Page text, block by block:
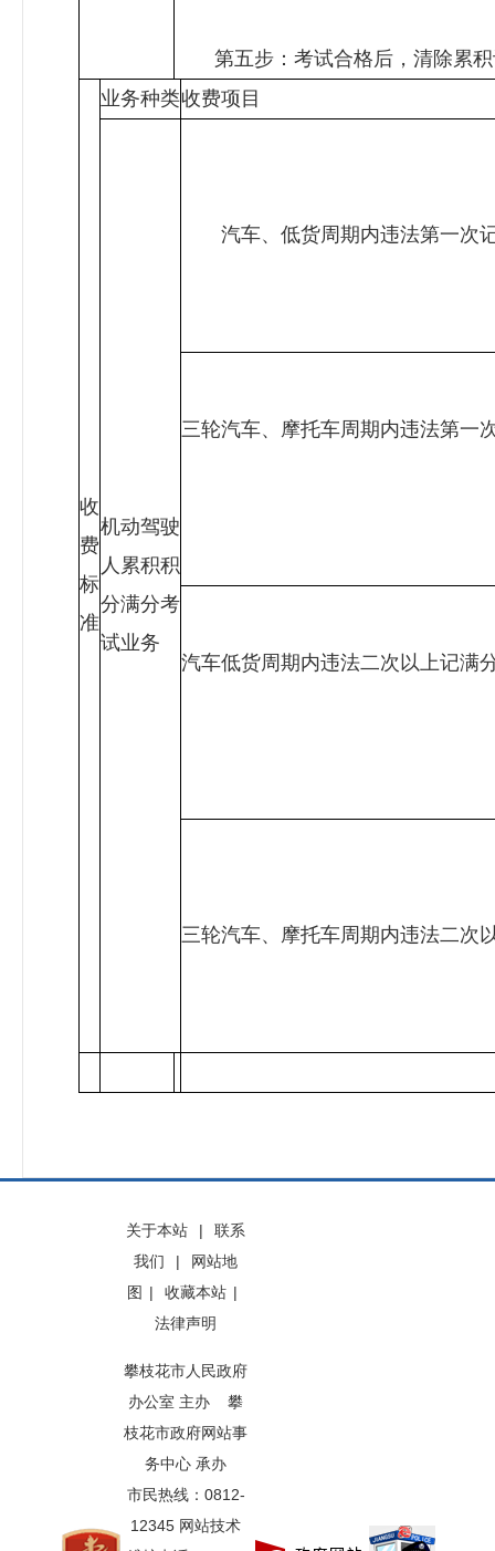
第五步：考试合格后，清除累积
收
费
标
准
业务种类收费项目
机动驾驶
人累积积
分满分考
试业务
汽车、低货周期内违法第一次
三轮汽车、摩托车周期内违法第一
汽车低货周期内违法二次以上记满
三轮汽车、摩托车周期内违法二次
关于本站 |
联系
我们
|
网站地
图 | 收藏本站 |
法律声明
攀枝花市人民政府
办公室 主办 攀
枝花市政府网站事
务中心 承办
市民热线：0812-
12345 网站技术